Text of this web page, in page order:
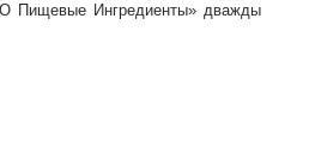
Пищевые Ингредиенты» дважды